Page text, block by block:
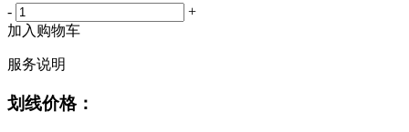
-
+
加入购物车
服务说明
划线价格：